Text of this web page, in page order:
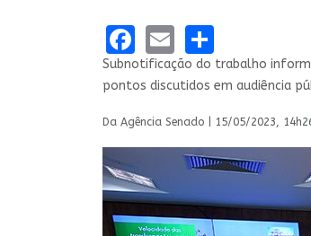
Facebook
Email
Subnotificação do trabalho
pontos discutidos em audiência
Da Agência Senado | 15/05/2023,